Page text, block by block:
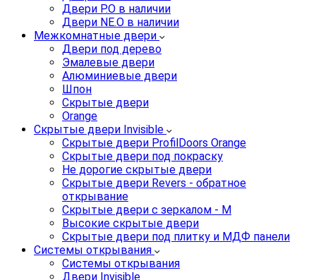
Двери P.O в наличии
Двери NE.O в наличии
Межкомнатные двери
Двери под дерево
Эмалевые двери
Алюминиевые двери
Шпон
Скрытые двери
Orange
Скрытые двери Invisible
Скрытые двери ProfilDoors Orange
Скрытые двери под покраску
Не дорогие скрытые двери
Скрытые двери Revers - обратное
открывание
Скрытые двери с зеркалом - M
Высокие скрытые двери
Скрытые двери под плитку и МДФ панели
Системы открывания
Системы открывания
Двери Invisible